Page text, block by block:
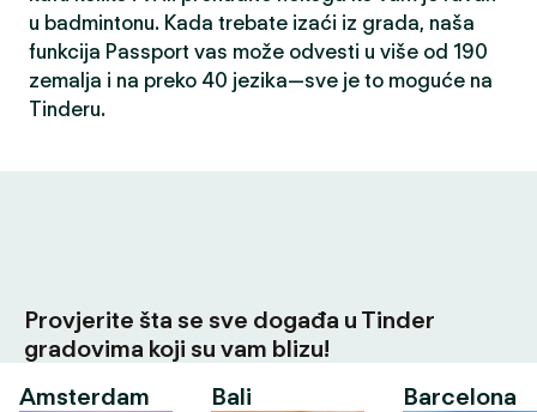
u badmintonu. Kada trebate izaći iz grada, naša
funkcija Passport vas može odvesti u više od 190
zemalja i na preko 40 jezika—sve je to moguće na
Tinderu.
Provjerite šta se sve događa u Tinder
gradovima koji su vam blizu!
Amsterdam
Bali Barcelona